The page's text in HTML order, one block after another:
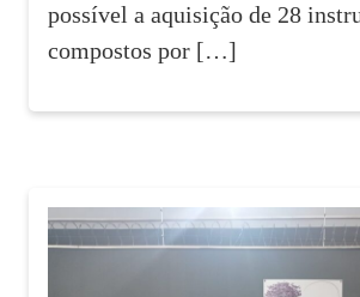
possível a aquisição de 28
compostos por […]